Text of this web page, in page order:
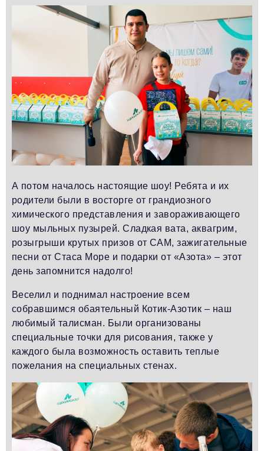
А потом началось настоящие шоу! Ребята и их
родители были в восторге от грандиозного
химического представления и завораживающего
шоу мыльных пузырей. Сладкая вата, аквагрим,
розыгрыши крутых призов от САМ, зажигательные
песни от Стаса Море и подарки от «Азота» – этот
день запомнится надолго!
Веселил и поднимал настроение всем
собравшимся обаятельный Котик-Азотик – наш
любимый талисман. Были организованы
специальные точки для рисования, также у
каждого была возможность оставить теплые
пожелания на специальных стенах.